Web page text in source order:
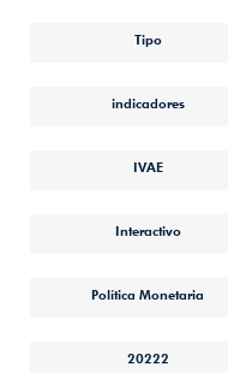
Tipo
indicadores
IVAE
Interactivo
Política Monetaria
20222